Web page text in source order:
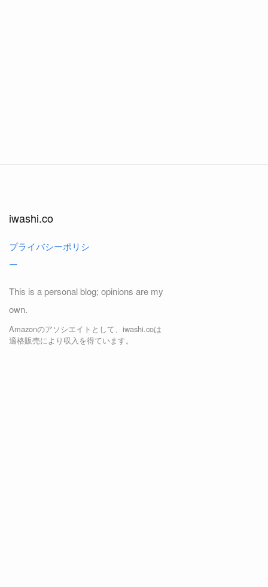
iwashi.co
プライバシーポリシ
ー
This is a personal blog; opinions are my
own.
Amazonのアソシエイトとして、iwashi.coは
適格販売により収入を得ています。